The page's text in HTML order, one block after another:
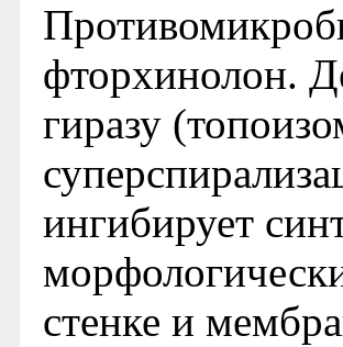
фторхинолон.
гиразу
ингибирует
стенке и